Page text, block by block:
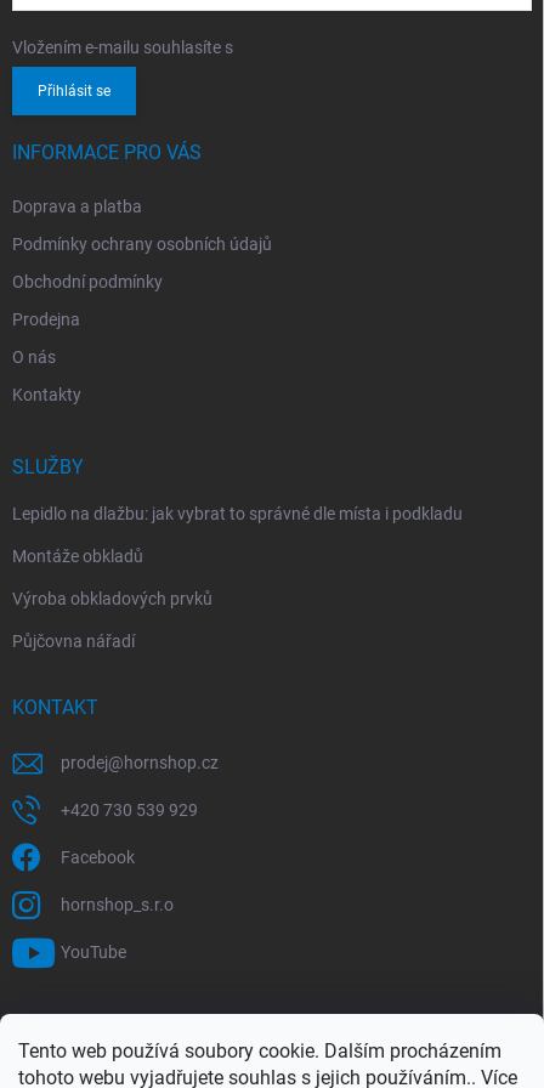
Tento web používá soubory cookie. Dalším procházením
tohoto webu vyjadřujete souhlas s jejich používáním.. Více
Vložením e-mailu souhlasíte s
Přihlásit se
INFORMACE PRO VÁS
Doprava a platba
Podmínky ochrany osobních údajů
Obchodní podmínky
Prodejna
O nás
Kontakty
SLUŽBY
Lepidlo na dlažbu: jak vybrat to správné dle místa i podkladu
Montáže obkladů
Výroba obkladových prvků
Půjčovna nářadí
KONTAKT
prodej@hornshop.cz
+420 730 539 929
Facebook
hornshop_s.r.o
YouTube